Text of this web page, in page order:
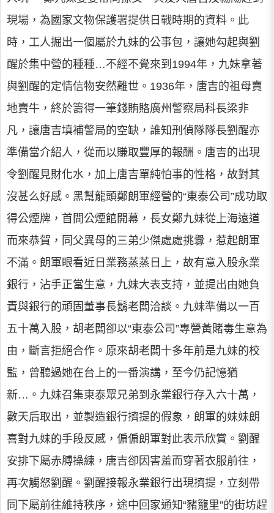
現場，為國家文物保護署提供日戰時期的資料。此
時，工人掘出一個屬於九妹的公事包，讓她勾起與劉
醒於集中營的種種…不經不覺來到1994年，九妹拿著
與劉醒的定情信物安然離世。1936年，唐吉的祖母賣
地賣牛，終於籌得一筆錢賄賂廣州警察局科長梁非
凡，讓唐吉填補警局的空缺，誰知刑偵隊隊長劉醒亦
準備當介紹人，從而以賺取豐厚的報酬。唐吉的出現
令劉醒見財化水，加上唐吉單純怕事的性格，故對其
沒甚么好感。黑幫龍頭鄭朗軍經營的“東泰公司”成功取
得公煙牌，首間公煙館開幕，長女鄭九妹從上海遠道
而來恭賀，同父異母的三弟少傑處處挑釁，惹起朗軍
不滿。朗軍眼看近日業務蒸蒸日上，故有意入股永業
銀行，沾手正當生意，九妹大表支持，並提出由她負
責與銀行的頑固董事長鬍老闆洽談。九妹準備以一百
五十萬入股，胡老闆卻以“東泰公司”專營黃賭毒生意為
由，斷言拒絕合作。原來胡老闆十多年前是九妹的校
監，曾聽過她在台上的一番演講，至今仍記憶猶
新…。九妹召集東泰眾兄弟到永業銀行存入六十萬，
數天后取出，並製造銀行擠提的假象，朗軍的妹妹朗
喜對九妹的手段反感，偏偏朗軍對此表示欣賞。劉醒
安排下屬赤膊操練，唐吉卻因害羞而穿著衣服前往，
再次觸怒劉醒。劉醒接報永業銀行出現擠提，立刻帶
同下屬前往維持秩序，途中回家通知“豬籠里”的街坊趕